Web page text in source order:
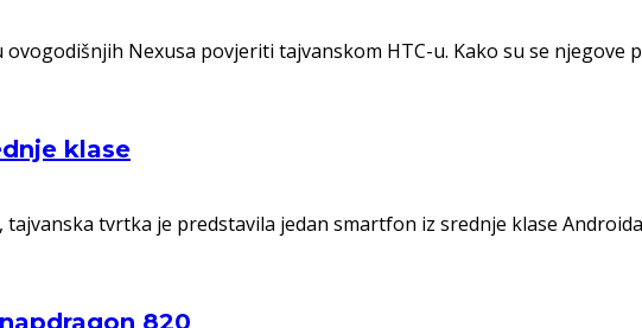
Nexusa povjeriti tajvanskom HTC-u. Kako su se
klase
tvrtka je predstavila jedan smartfon iz srednje klase Androida
820